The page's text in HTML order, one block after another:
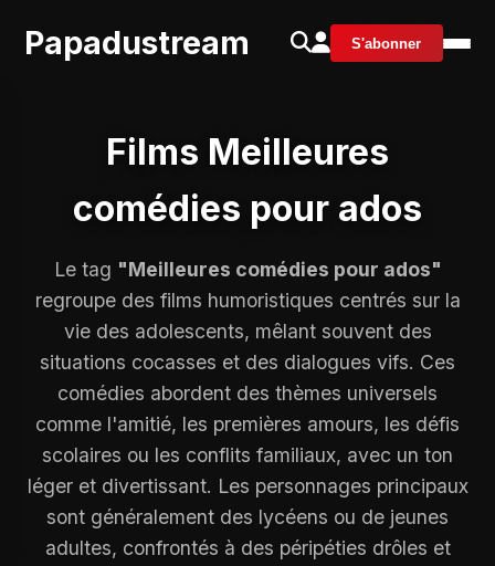
Papadustream S'abonner
Films Meilleures
comédies pour ados
Le tag "Meilleures comédies pour ados"
regroupe des films humoristiques centrés sur la
vie des adolescents, mêlant souvent des
situations cocasses et des dialogues vifs. Ces
comédies abordent des thèmes universels
comme l'amitié, les premières amours, les défis
scolaires ou les conflits familiaux, avec un ton
léger et divertissant. Les personnages principaux
sont généralement des lycéens ou de jeunes
adultes, confrontés à des péripéties drôles et